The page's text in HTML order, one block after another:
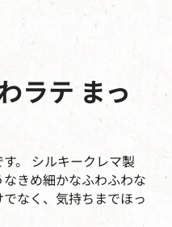
ラテ まっ
。 シルキークレマ製
きめ細かなふわふわな
なく、気持ちまでほっ